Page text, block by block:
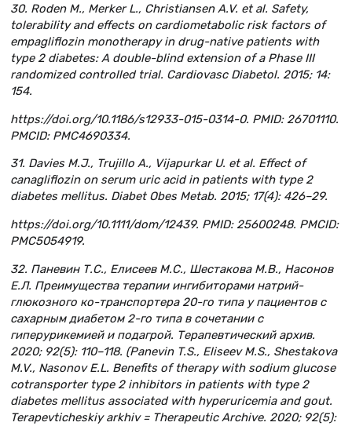
30. Roden M., Merker L., Christiansen A.V. et al. Safety,
tolerability and effects on cardiometabolic risk factors of
empagliflozin monotherapy in drug-native patients with
type 2 diabetes: A double-blind extension of a Phase III
randomized controlled trial. Cardiovasc Diabetol. 2015; 14:
154.
https://doi.org/10.1186/s12933-015-0314-0. PMID: 26701110.
PMCID: PMC4690334.
31. Davies M.J., Trujillo A., Vijapurkar U. et al. Effect of
canagliflozin on serum uric acid in patients with type 2
diabetes mellitus. Diabet Obes Metab. 2015; 17(4): 426–29.
https://doi.org/10.1111/dom/12439. PMID: 25600248. PMCID:
PMC5054919.
32. Паневин Т.С., Елисеев М.С., Шестакова М.В., Насонов
Е.Л. Преимущества терапии ингибиторами натрий-
глюкозного ко-транспортера 20-го типа у пациентов с
сахарным диабетом 2-го типа в сочетании с
гиперурикемией и подагрой. Терапевтический архив.
2020; 92(5): 110–118. (Panevin T.S., Eliseev M.S., Shestakova
M.V., Nasonov E.L. Benefits of therapy with sodium glucose
cotransporter type 2 inhibitors in patients with type 2
diabetes mellitus associated with hyperuricemia and gout.
Terapevticheskiy arkhiv = Therapeutic Archive. 2020; 92(5):